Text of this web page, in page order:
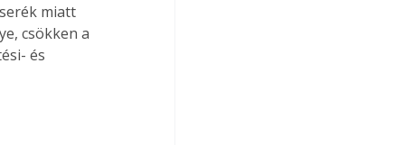
miatt
csökken a
és